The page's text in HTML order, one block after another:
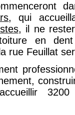
, qui
, il ne
en
rue Feuillat
3200